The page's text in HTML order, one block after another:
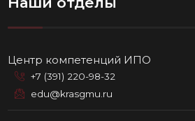
Центр компетенций ИПО
+7 (391) 220-98-32
edu@krasgmu.ru